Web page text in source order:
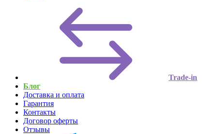
Trade-in
Блог
Доставка и оплата
Гарантия
Контакты
Договор оферты
Отзывы